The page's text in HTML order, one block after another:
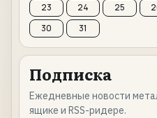
23
24 25
30
31
Подписка
Ежедневные новости
ящике и RSS-ридере.